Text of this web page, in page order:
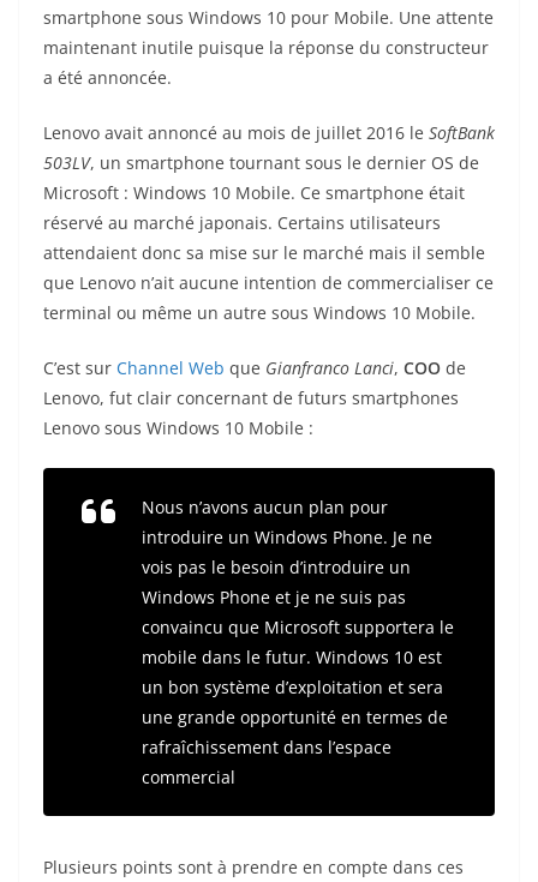
smartphone sous Windows 10 pour Mobile. Une attente
maintenant inutile puisque la réponse du constructeur
a été annoncée.
Lenovo avait annoncé au mois de juillet 2016 le SoftBank
503LV, un smartphone tournant sous le dernier OS de
Microsoft : Windows 10 Mobile. Ce smartphone était
réservé au marché japonais. Certains utilisateurs
attendaient donc sa mise sur le marché mais il semble
que Lenovo n’ait aucune intention de commercialiser ce
terminal ou même un autre sous Windows 10 Mobile.
C’est sur Channel Web que Gianfranco Lanci, COO de
Lenovo, fut clair concernant de futurs smartphones
Lenovo sous Windows 10 Mobile :
Nous n’avons aucun plan pour
introduire un Windows Phone. Je ne
vois pas le besoin d’introduire un
Windows Phone et je ne suis pas
convaincu que Microsoft supportera le
mobile dans le futur. Windows 10 est
un bon système d’exploitation et sera
une grande opportunité en termes de
rafraîchissement dans l’espace
commercial
Plusieurs points sont à prendre en compte dans ces